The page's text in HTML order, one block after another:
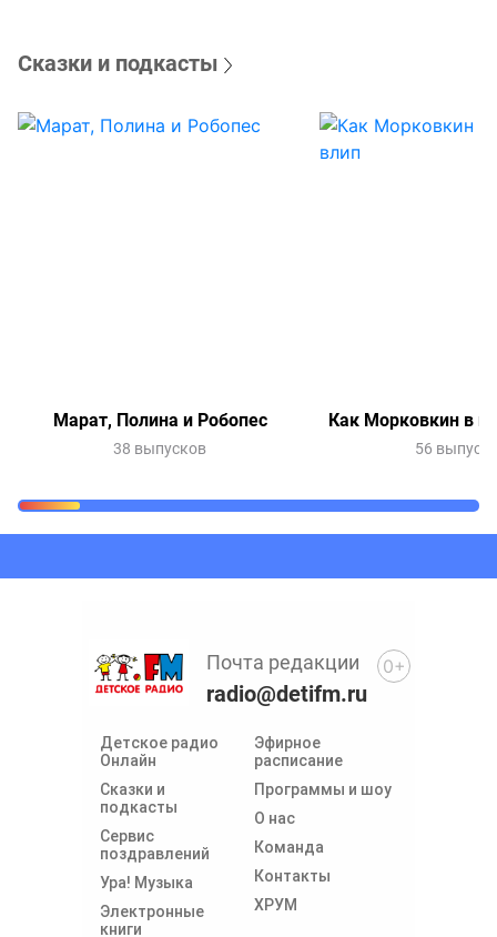
Сказки и подкасты
Марат, Полина и Робопес
38 выпусков
Как Морковкин в
56
Детское радио
Онлайн
Сказки и
подкасты
Сервис
поздравлений
Ура! Музыка
Электронные
книги
Эфирное
расписание
Программы и шоу
О нас
Команда
Контакты
ХРУМ
Почта редакции
radio@detifm.ru
0+